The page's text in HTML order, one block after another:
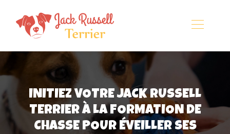
INITIEZ VOTRE JACK RUSSELL
TERRIER À LA FORMATION DE
CHASSE POUR ÉVEILLER SES